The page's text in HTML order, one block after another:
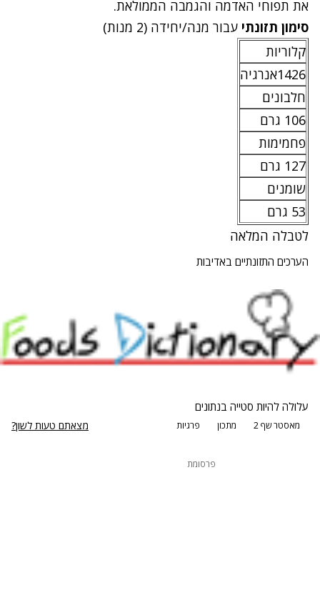
את תפוחי האדמה והגמבה הממולאת.
סימון תזונתי עבור מנה/יחידה (2 מנות)
קלוריות
1426אנרגיה
חלבונים
106 גרם
פחמימות
127 גרם
שומנים
53 גרם
לטבלה המלאה
הערכים התזונתיים באדיבות
עלולה להיות סטייה בנתונים
מאסטר שף 2 מתכון פרגיות מצאתם טעות לשון?
פרסומת